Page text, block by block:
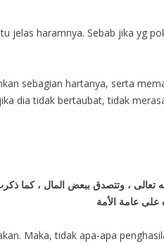
jelas haramnya. Sebab jika yg
sebagian hartanya, serta
dia tidak bertaubat, tidak
تعالى ، وتتصدق ببعض المال ، كما
على عامة الأمة
Maka, tidak apa-apa